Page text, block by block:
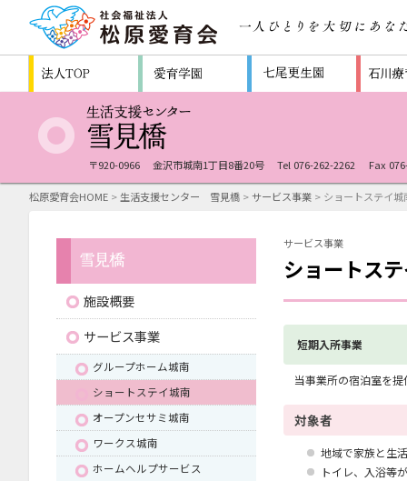
〒920-0966 金沢市城南1丁目8番20号 Tel 076-262-2262 Fax
松原愛育会HOME > 生活支援センター 雪見橋 >サービス事業 > ショートステイ城
サービス事業
ショートス
短期入所事業
当事業所の宿泊室を
対象者
地域で家族と生
トイレ、入浴等
施設概要
サービス事業
グループホーム城南
ショートステイ城南
オープンセサミ城南
ワークス城南
ホームヘルプサービス